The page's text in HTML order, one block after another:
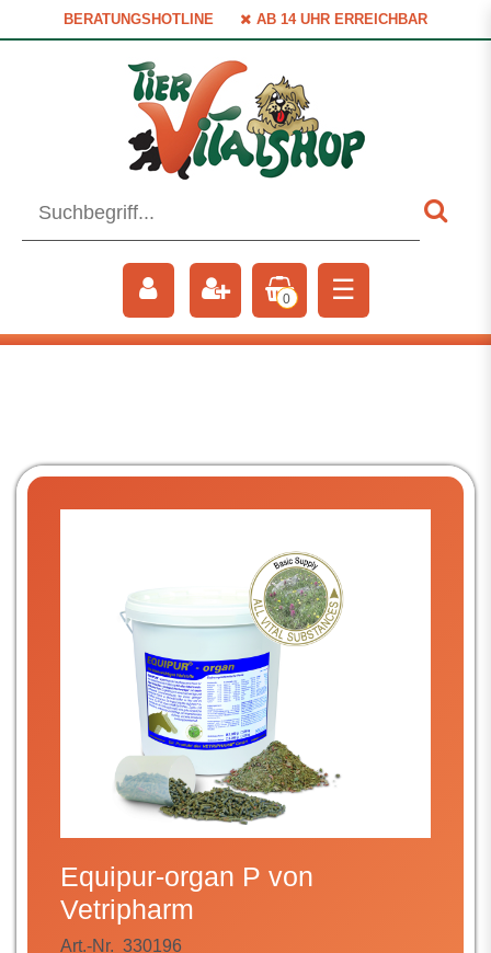
BERATUNGSHOTLINE AB 14 UHR ERREICHBAR
0 ☰
Equipur-organ P von
Vetripharm
Art.-Nr. 330196